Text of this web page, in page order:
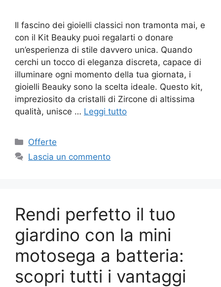
Il fascino dei gioielli classici non tramonta mai, e
con il Kit Beauky puoi regalarti o donare
un’esperienza di stile davvero unica. Quando
cerchi un tocco di eleganza discreta, capace di
illuminare ogni momento della tua giornata, i
gioielli Beauky sono la scelta ideale. Questo kit,
impreziosito da cristalli di Zircone di altissima
qualità, unisce … Leggi tutto
Categorie
Offerte
Lascia un commento
Rendi perfetto il tuo
giardino con la mini
motosega a batteria:
scopri tutti i vantaggi